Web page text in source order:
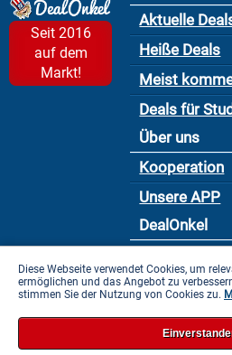
Seit 2016
auf dem
Markt!
Aktuelle
Heiße Deals
Meist
Deals für
Über uns
Kooperation
Unsere APP
DealOnkel
Impressum
Diese Webseite verwendet Cookies, um
ermöglichen und das Angebot zu
stimmen Sie der Nutzung von Cookies zu.